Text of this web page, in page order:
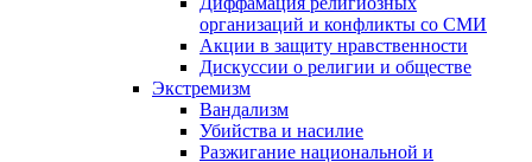
организаций и конфликты со СМИ
Акции в защиту нравственности
Дискуссии о религии и обществе
Экстремизм
Вандализм
Убийства и насилие
Разжигание национальной и